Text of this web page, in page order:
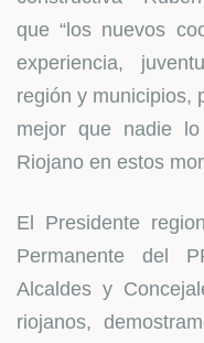
que “los nuevos
experiencia,
región y municipios,
mejor que nadie
Riojano en estos
El Presidente
Permanente del
Alcaldes y
riojanos,